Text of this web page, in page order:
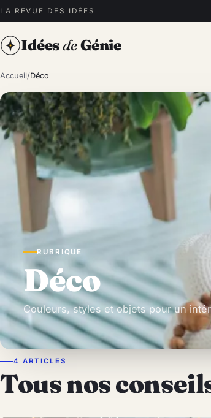
LA REVUE DES IDÉES
IdéesdeGénie
Accueil/Déco
RUBRIQUE
Déco
Couleurs, styles et objets pour un
4 ARTICLES
Tous nos